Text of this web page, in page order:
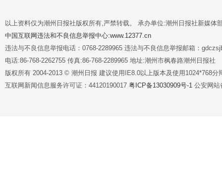
以上资料仅为潮州日报社版权所有,严禁转载。 承办单位:潮州日报社新媒体
中国互联网违法和不良信息举报中心:www.12377.cn
违法与不良信息举报电话：0768-2289965 违法与不良信息举报邮箱：
电话:86-768-2262755 传真:86-768-2289965 地址:潮州市枫春路潮州日报社
版权所有 2004-2013 © 潮州日报 建议使用IE8.0以上版本及使用1024*768分
互联网新闻信息服务许可证：44120190017 粤ICP备13030909号-1 公安网站